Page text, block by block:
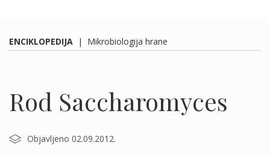
ENCIKLOPEDIJA | Mikrobiologija hrane
Rod Saccharomyces
Objavljeno 02.09.2012.